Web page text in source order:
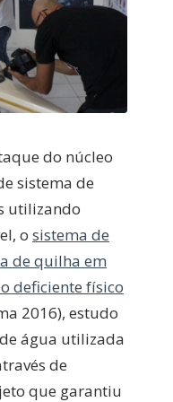
do núcleo
sistema de
utilizando
o sistema de
de quilha em
deficiente físico
2016), estudo
água utilizada
de
que garantiu